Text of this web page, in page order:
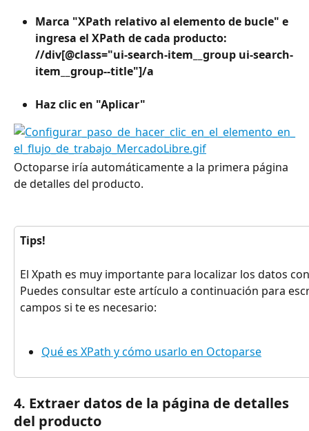
Marca "XPath relativo al elemento de bucle" e
ingresa el XPath de cada producto:
//div[@class="ui-search-item__group ui-search-
item__group--title"]/a
Haz clic en "Aplicar"
Octoparse iría automáticamente a la primera página
de detalles del producto.
Tips!
El Xpath es muy importante para localizar los datos
Puedes consultar este artículo a continuación para
campos si te es necesario:
Qué es XPath y cómo usarlo en Octoparse
4. Extraer datos de la página de detalles
del producto